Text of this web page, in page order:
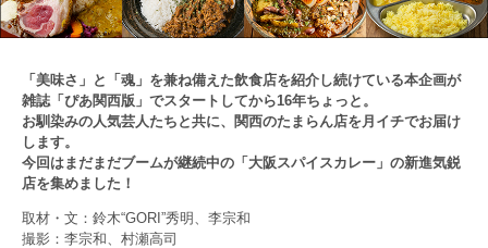
「美味さ」と「魂」を兼ね備えた飲食店を紹介し続けている本企画が
雑誌「ぴあ関西版」でスタートしてから16年ちょっと。
お馴染みの人気芸人たちと共に、関西のたまらん店を月イチでお届け
します。
今回はまだまだブームが継続中の「大阪スパイスカレー」の新進気鋭
店を集めました！
取材・文：鈴木“GORI”秀明、李宗和
撮影：李宗和、村瀬高司